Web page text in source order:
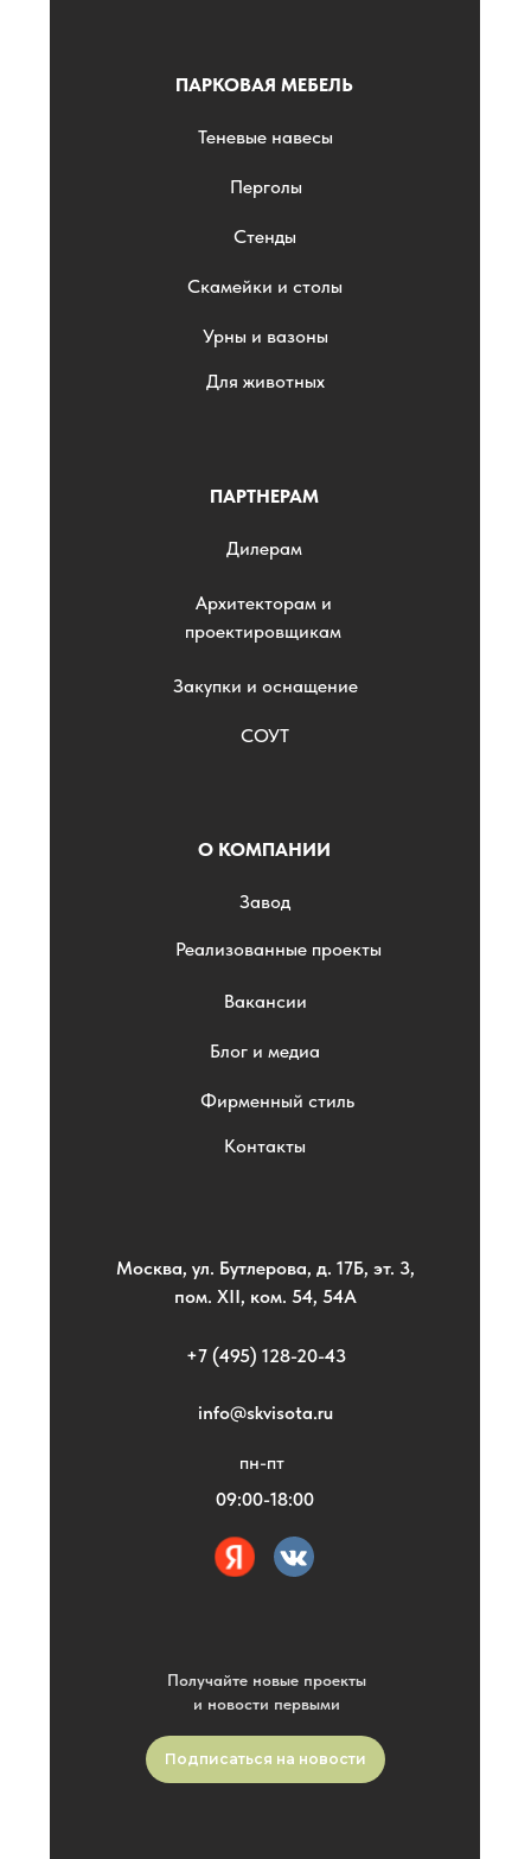
ПАРТНЕРАМ
Архитекторам и
проектировщикам
Дилерам
Закупки и оснащение
СОУТ
Получайте новые проекты
и новости первыми
О КОМПАНИИ
Завод
Реализованные проекты
Вакансии
Блог и медиа
Фирменный стиль
Контакты
+7 (495) 128-20-43
info@skvisota.ru
Москва, ул. Бутлерова, д. 17Б, эт. 3,
пом. XII, ком. 54, 54А
пн-пт
09:00-18:00
ПАРКОВАЯ МЕБЕЛЬ
Теневые навесы
Перголы
Стенды
Скамейки и столы
Урны и вазоны
Для животных
Подписаться на новости